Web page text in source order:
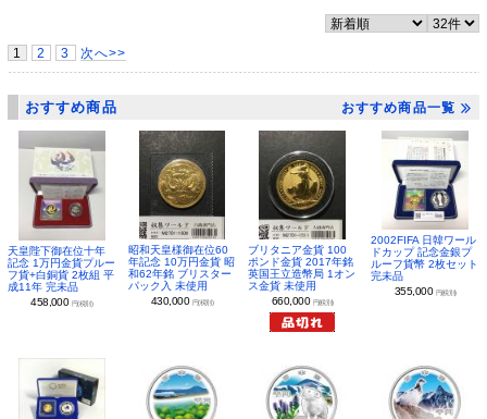
1 2 3 次へ>>
おすすめ商品 おすすめ商品一覧
天皇陛下御在位十年
記念 1万円金貨プルー
フ貨+白銅貨 2枚組 平
成11年 完未品
458,000 円(税別)
昭和天皇様御在位60
年記念 10万円金貨 昭
和62年銘 ブリスター
パック入 未使用
430,000 円(税別)
ブリタニア金貨 100
ポンド金貨 2017年銘
英国王立造幣局 1オン
ス金貨 未使用
660,000 円(税別)
2002FIFA 日韓ワール
ドカップ 記念金銀プ
ルーフ貨幣 2枚セット
完未品
355,000 円(税別)